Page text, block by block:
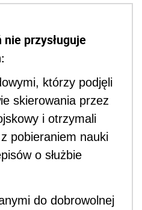
przysługuje
którzy podjęli
skierowania przez
i otrzymali
pobieraniem nauki
o służbie
do dobrowolnej